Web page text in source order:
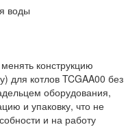
воды
конструкцию
для котлов TCGAA00 без
оборудования,
и упаковку, что не
и на работу